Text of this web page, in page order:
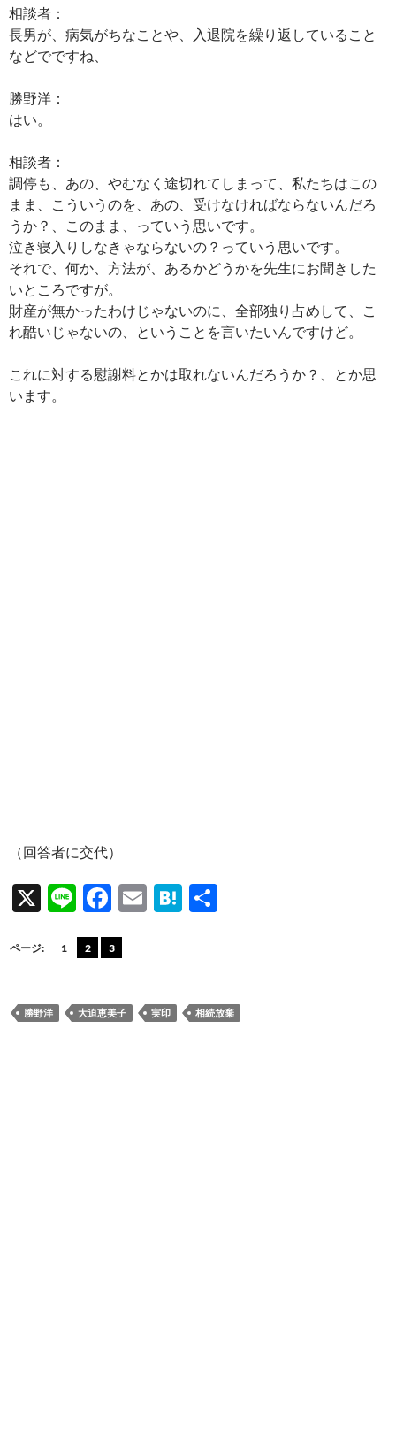
相談者：
長男が、病気がちなことや、入退院を繰り返していること
などでですね、
勝野洋：
はい。
相談者：
調停も、あの、やむなく途切れてしまって、私たちはこの
まま、こういうのを、あの、受けなければならないんだろ
うか？、このまま、っていう思いです。
泣き寝入りしなきゃならないの？っていう思いです。
それで、何か、方法が、あるかどうかを先生にお聞きした
いところですが。
財産が無かったわけじゃないのに、全部独り占めして、こ
れ酷いじゃないの、ということを言いたいんですけど。
これに対する慰謝料とかは取れないんだろうか？、とか思
います。
（回答者に交代）
X
Li
e
F
e
o
E
H
a
ページ: 1 2 3
勝野洋 大迫恵美子 実印 相続放棄